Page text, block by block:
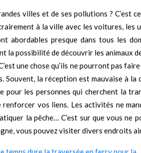
villes et de ses pollutions ? C’est
à la ville avec les voitures, les
abordables presque dans tous les
la possibilité de découvrir les animaux
une chose qu’ils ne pourront pas
Souvent, la réception est mauvaise à la
pour les personnes qui cherchent la
vos liens. Les activités ne
la pêche… C’est sur que vous
vous pouvez visiter divers endroits